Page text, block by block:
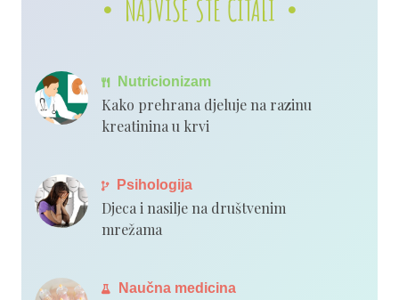
NAJVIŠE STE ČITALI
Nutricionizam
Kako prehrana djeluje na razinu
kreatinina u krvi
Psihologija
Djeca i nasilje na društvenim
mrežama
Naučna medicina